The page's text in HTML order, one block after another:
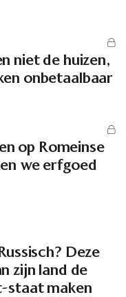
niet de huizen,
onbetaalbaar
op Romeinse
we erfgoed
Deze
zijn land de
staat maken